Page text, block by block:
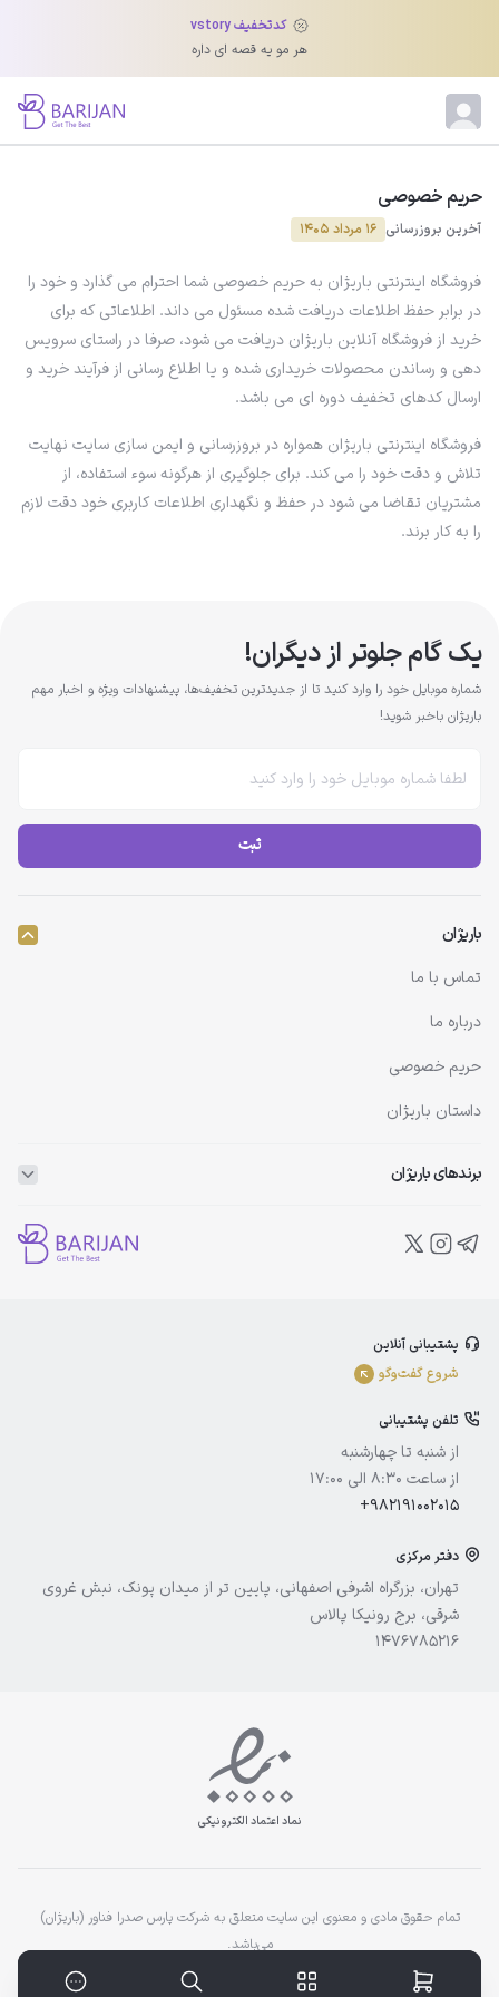
کدتخفیف vstory
هر مو یه قصه ای داره
حریم خصوصی
آخرین بروزرسانی 16 مرداد 1405
فروشگاه اینترنتی باریژان به حریم خصوصی شما احترام می گذارد و خود را
در برابر حفظ اطلاعات دریافت شده مسئول می داند. اطلاعاتی که برای
خرید از فروشگاه آنلاین باریژان دریافت می شود، صرفا در راستای سرویس
دهی و رساندن محصولات خریداری شده و یا اطلاع رسانی از فرآیند خرید و
ارسال کدهای تخفیف دوره ای می باشد.
فروشگاه اینترنتی باریژان همواره در بروزرسانی و ایمن سازی سایت نهایت
تلاش و دقت خود را می کند. برای جلوگیری از هرگونه سوء استفاده، از
مشتریان تقاضا می شود در حفظ و نگهداری اطلاعات کاربری خود دقت لازم
را به کار برند.
یک گام جلوتر از دیگران!
شماره موبایل خود را وارد کنید تا از جدیدترین تخفیف‌ها، پیشنهادات ویژه و اخبار مهم
باریژان باخبر شوید!
ثبت
باریژان
تماس با ما
درباره ما
حریم خصوصی
داستان باریژان
برندهای باریژان
ویتالیر
الوینا
آیسول
پشتیبانی آنلاین
شروع گفت‌و‌گو
تلفن پشتیبانی
از شنبه تا چهارشنبه
از ساعت 8:30 الی 17:00
+982191002015
دفتر مرکزی
تهران، بزرگراه اشرفی اصفهانی، پایین تر از میدان پونک، نبش غروی
شرقی، برج رونیکا پالاس
1476785216
نماد اعتماد الکترونیکی
تمام حقوق مادی و معنوی این سایت متعلق به شرکت پارس صدرا فناور (باریژان)
می‌باشد.